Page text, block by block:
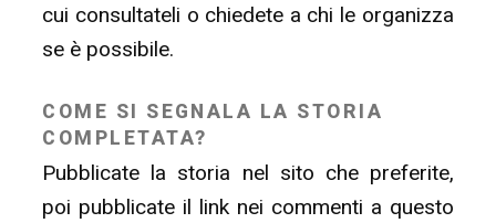
cui consultateli o chiedete a chi le organizza
se è possibile.
COME SI SEGNALA LA STORIA
COMPLETATA?
Pubblicate la storia nel sito che preferite,
poi pubblicate il link nei commenti a questo